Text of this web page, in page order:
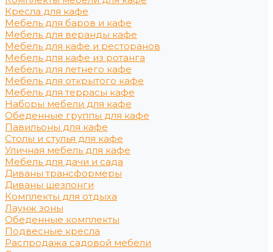
Кресла для кафе
Мебель для баров и кафе
Мебель для веранды кафе
Мебель для кафе и ресторанов
Мебель для кафе из ротанга
Мебель для летнего кафе
Мебель для открытого кафе
Мебель для террасы кафе
Наборы мебели для кафе
Обеденные группы для кафе
Павильоны для кафе
Столы и стулья для кафе
Уличная мебель для кафе
Мебель для дачи и сада
Диваны трансформеры
Диваны шезлонги
Комплекты для отдыха
Лаунж зоны
Обеденные комплекты
Подвесные кресла
Распродажа садовой мебели